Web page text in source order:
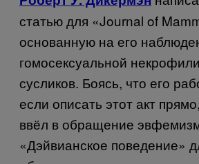
статью для «Journal of
основанную на его
гомосексуальной
сусликов. Боясь, что его
если описать этот акт
ввёл в обращение
«Дэйвианское поведение»